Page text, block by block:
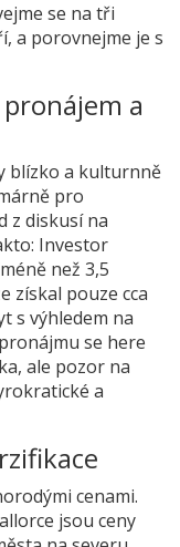
se na tři
a porovnejme je s
a
blízko a kulturnně
pro
z diskusí na
Investor
než 3,5
získal pouze cca
s výhledem na
se here
ale pozor na
a
cenami.
jsou ceny